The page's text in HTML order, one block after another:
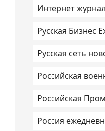
Интернет журнал
Русская Бизнес
Русская сеть
Российская
Российская
Россия